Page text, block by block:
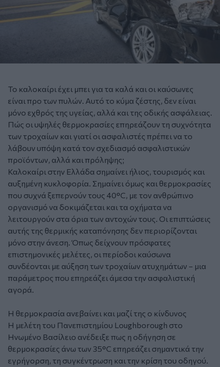
Το καλοκαίρι έχει μπει για τα καλά και οι καύσωνες
είναι προ των πυλών. Αυτό το κύμα ζέστης, δεν είναι
μόνο εχθρός της υγείας, αλλά και της οδικής ασφάλειας.
Πώς οι υψηλές θερμοκρασίες επηρεάζουν τη συχνότητα
των τροχαίων και γιατί οι ασφαλιστές πρέπει να το
λάβουν υπόψη κατά τον σχεδιασμό ασφαλιστικών
προϊόντων, αλλά και πρόληψης;
Καλοκαίρι στην Ελλάδα σημαίνει ήλιος, τουρισμός και
αυξημένη κυκλοφορία. Σημαίνει όμως και θερμοκρασίες
που συχνά ξεπερνούν τους 40°C, με τον ανθρώπινο
οργανισμό να δοκιμάζεται και τα οχήματα να
λειτουργούν στα όρια των αντοχών τους. Οι επιπτώσεις
αυτής της θερμικής καταπόνησης δεν περιορίζονται
μόνο στην άνεση. Όπως δείχνουν πρόσφατες
επιστημονικές μελέτες, οι περίοδοι καύσωνα
συνδέονται με αύξηση των τροχαίων ατυχημάτων – μια
παράμετρος που επηρεάζει άμεσα την ασφαλιστική
αγορά.
Η θερμοκρασία ανεβαίνει και μαζί της ο κίνδυνος
Η μελέτη του Πανεπιστημίου Loughborough στο
Ηνωμένο Βασίλειο ανέδειξε πως η οδήγηση σε
θερμοκρασίες άνω των 35°C επηρεάζει σημαντικά την
εγρήγορση, τη συγκέντρωση και την κρίση του οδηγού.